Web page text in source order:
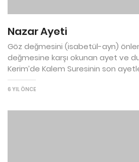
Nazar Ayeti
Göz değmesini (isabetül-ayn)
değmesine karşı okunan ayet ve
Kerim’de Kalem Suresinin son
6 YIL ÖNCE